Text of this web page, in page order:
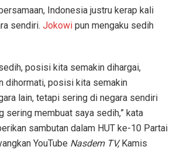
Indonesia justru kerap kali
sendiri. Jokowi pun mengaku sedih
posisi kita semakin dihargai,
dihormati, posisi kita semakin
lain, tetapi sering di negara sendiri
sering membuat saya sedih,” kata
sambutan dalam HUT ke-10 Partai
YouTube Nasdem TV,Kamis